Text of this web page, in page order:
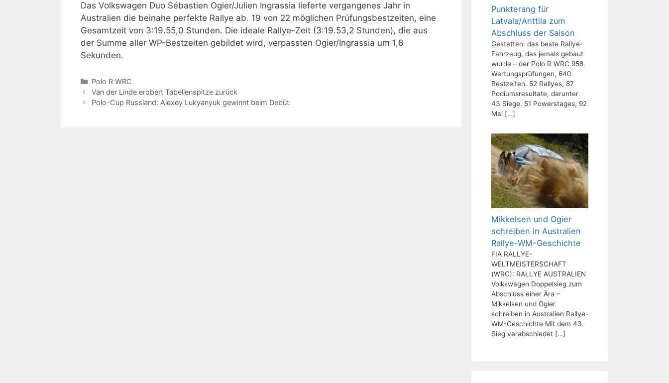
Das Volkswagen Duo Sébastien Ogier/Julien Ingrassia lieferte vergangenes Jahr in
Australien die beinahe perfekte Rallye ab. 19 von 22 möglichen Prüfungsbestzeiten, eine
Gesamtzeit von 3:19.55,0 Stunden. Die ideale Rallye-Zeit (3:19.53,2 Stunden), die aus
der Summe aller WP-Bestzeiten gebildet wird, verpassten Ogier/Ingrassia um 1,8
Sekunden.
Kategorien
Polo R WRC
Van der Linde erobert Tabellenspitze zurück
Polo-Cup Russland: Alexey Lukyanyuk gewinnt beim Debüt
Punkterang für
Latvala/Anttila zum
Abschluss der Saison
Gestatten: das beste Rallye-
Fahrzeug, das jemals gebaut
wurde – der Polo R WRC 958
Wertungsprüfungen, 640
Bestzeiten. 52 Rallyes, 87
Podiumsresultate, darunter
43 Siege. 51 Powerstages, 92
Mal […]
Mikkelsen und Ogier
schreiben in Australien
Rallye-WM-Geschichte
FIA RALLYE-
WELTMEISTERSCHAFT
(WRC): RALLYE AUSTRALIEN
Volkswagen Doppelsieg zum
Abschluss einer Ära –
Mikkelsen und Ogier
schreiben in Australien Rallye-
WM-Geschichte Mit dem 43.
Sieg verabschiedet […]